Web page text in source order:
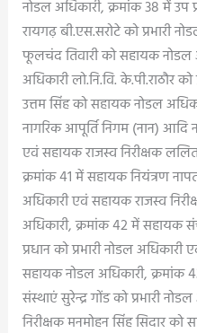
नोडल अधिकारी, क्रमांक 38 में
रायगढ़ बी.एस.सरोटे को प्रभारी
फूलचंद तिवारी को सहायक नोडल
अधिकारी लो.नि.वि. के.पी.राठौर
उत्तम सिंह को सहायक नोडल
नागरिक आपूर्ति निगम (नान) आदि
एवं सहायक राजस्व निरीक्षक
क्रमांक 41 में सहायक नियंत्रण
अधिकारी एवं सहायक राजस्व
अधिकारी, क्रमांक 42 में सहायक
प्रधान को प्रभारी नोडल
सहायक नोडल अधिकारी, क्रमांक
संस्थाएं सुरेन्द्र गोंड को प्रभारी
निरीक्षक मनमोहन सिंह सिदार